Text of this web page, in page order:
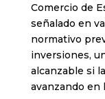
Comercio de
señalado en
normativo
inversiones,
alcanzable si
avanzando en